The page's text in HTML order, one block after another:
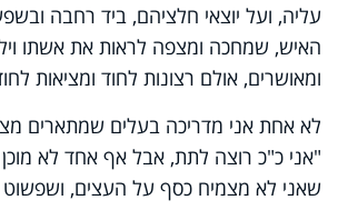
עליה, ועל יוצאי חלציהם, ביד רחבה
האיש, שמחכה ומצפה לראות את אשתו
ומאושרים, אולם רצונות לחוד ומציאות
לא אחת אני מדריכה בעלים שמתארים
"אני כ"כ רוצה לתת, אבל אף אחד לא
שאני לא מצמיח כסף על העצים, ושפשוט